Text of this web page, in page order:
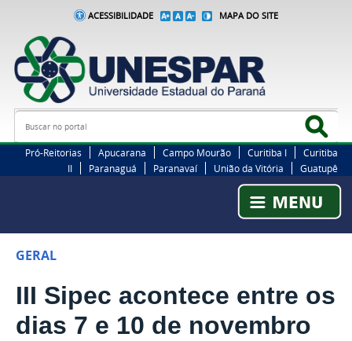
ACESSIBILIDADE MAPA DO SITE
Busca
Pró-Reitorias Apucarana Campo Mourão Curitiba I
Curitiba
II
Paranaguá Paranavaí União da Vitória Guatupê
GERAL
III Sipec acontece entre os
dias 7 e 10 de novembro